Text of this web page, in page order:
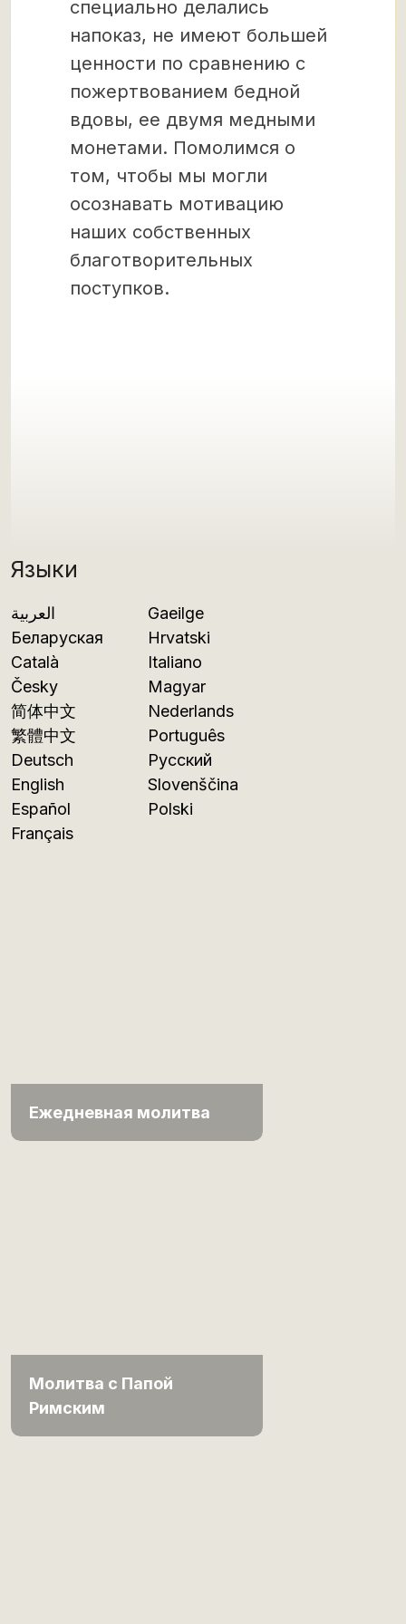
Языки
العربية
Беларуская
Català
Česky
简体中文
繁體中文
Deutsch
English
Español
Français
Gaeilge
Hrvatski
Italiano
Magyar
Nederlands
Português
Русский
Slovenščina
Polski
Ежедневная молитва
Молитва с Папой
Римским
специально делались
напоказ, не имеют большей
ценности по сравнению с
пожертвованием бедной
вдовы, ее двумя медными
монетами. Помолимся о
том, чтобы мы могли
осознавать мотивацию
наших собственных
благотворительных
поступков.